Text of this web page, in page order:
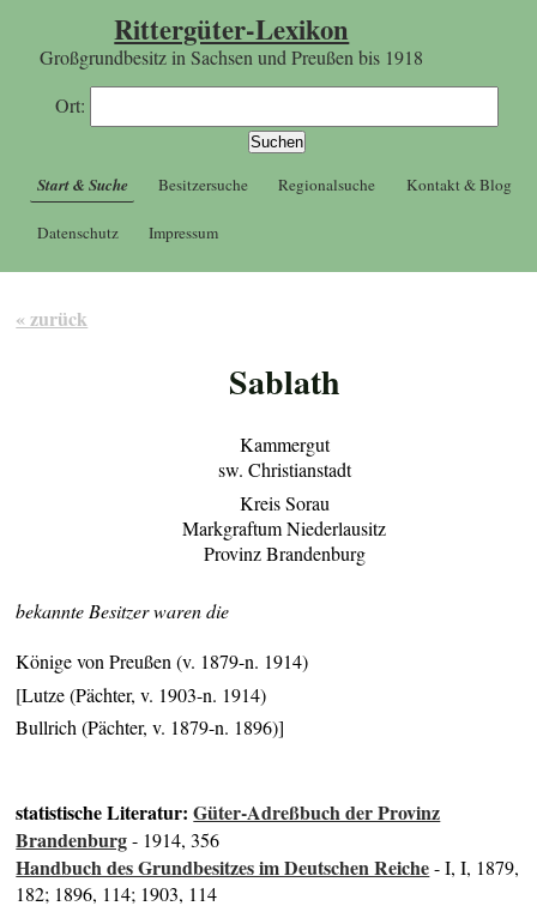
Rittergüter-Lexikon
Großgrundbesitz in Sachsen und Preußen bis 1918
Ort:
Start & Suche Besitzersuche Regionalsuche Kontakt & Blog
Datenschutz Impressum
« zurück
Sablath
Kammergut
sw. Christianstadt
Kreis Sorau
Markgraftum Niederlausitz
Provinz Brandenburg
bekannte Besitzer waren die
Könige von Preußen (v. 1879-n. 1914)
[Lutze (Pächter, v. 1903-n. 1914)
Bullrich (Pächter, v. 1879-n. 1896)]
statistische Literatur:Güter-Adreßbuch der Provinz
Brandenburg- 1914, 356
Handbuch des Grundbesitzes im Deutschen Reiche- I, I, 1879,
182; 1896, 114; 1903, 114